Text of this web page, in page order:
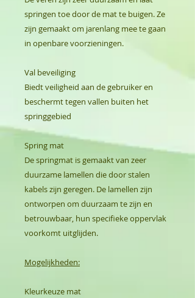
springen toe door de mat te buigen. Ze
zijn gemaakt om jarenlang mee te gaan
in openbare voorzieningen.
Val beveiliging
Biedt veiligheid aan de gebruiker en
beschermt tegen vallen buiten het
springgebied
Spring mat
De springmat is gemaakt van zeer
duurzame lamellen die door stalen
kabels zijn geregen. De lamellen zijn
ontworpen om duurzaam te zijn en
betrouwbaar, hun specifieke oppervlak
voorkomt uitglijden.
Mogelijkheden:
Kleurkeuze mat